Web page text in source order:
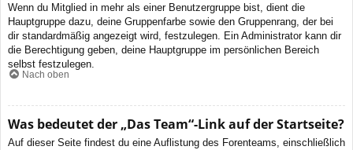
Wenn du Mitglied in mehr als einer Benutzergruppe bist, dient die
Hauptgruppe dazu, deine Gruppenfarbe sowie den Gruppenrang, der bei
dir standardmäßig angezeigt wird, festzulegen. Ein Administrator kann dir
die Berechtigung geben, deine Hauptgruppe im persönlichen Bereich
selbst festzulegen.
Nach oben
Was bedeutet der „Das Team“-Link auf der Startseite?
Auf dieser Seite findest du eine Auflistung des Forenteams, einschließlich